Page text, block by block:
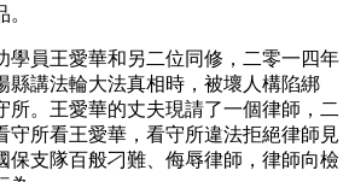
員王愛華和另二位同修，二零一四年
縣講法輪大法真相時，被壞人構陷綁
所。王愛華的丈夫現請了一個律師，二
守所看王愛華，看守所違法拒絕律師見
保支隊百般刁難、侮辱律師，律師向檢